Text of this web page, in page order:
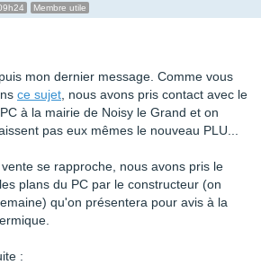
Membre utile
mon dernier message. Comme vous
ce sujet, nous avons pris contact avec le
à la mairie de Noisy le Grand et on
pas eux mêmes le nouveau PLU...
se rapproche, nous avons pris le
plans du PC par le constructeur (on
qu'on présentera pour avis à la
: